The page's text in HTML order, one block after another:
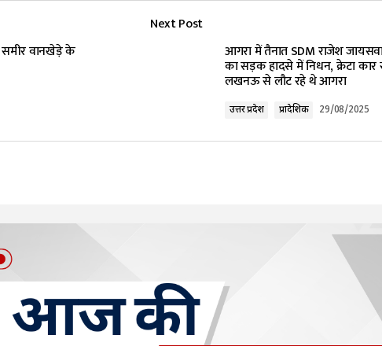
published.
समीर वानखेड़े के
Next Post
आगरा में तैनात SDM राजेश
का सड़क हादसे में निधन, क्रेटा
लखनऊ से लौट रहे थे आगरा
उत्तर प्रदेश प्रादेशिक 29/08/2025